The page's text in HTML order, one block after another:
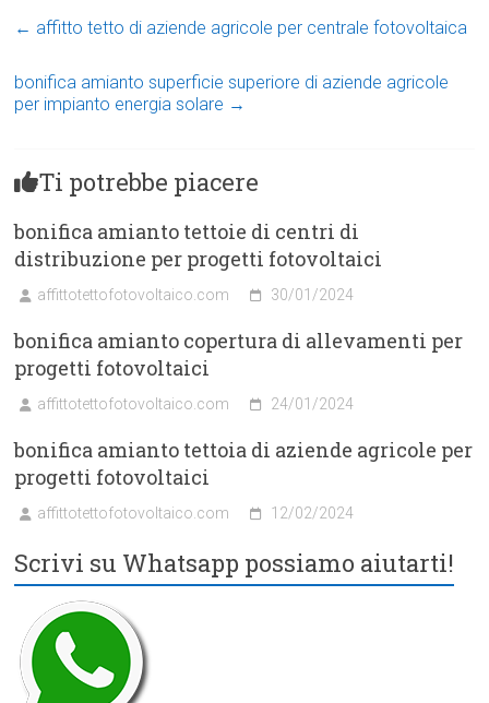
← affitto tetto di aziende agricole per centrale fotovoltaica
bonifica amianto superficie superiore di aziende agricole
per impianto energia solare →
Ti potrebbe piacere
bonifica amianto tettoie di centri di
distribuzione per progetti fotovoltaici
affittotettofotovoltaico.com 30/01/2024
bonifica amianto copertura di allevamenti per
progetti fotovoltaici
affittotettofotovoltaico.com 24/01/2024
bonifica amianto tettoia di aziende agricole per
progetti fotovoltaici
affittotettofotovoltaico.com 12/02/2024
Scrivi su Whatsapp possiamo aiutarti!